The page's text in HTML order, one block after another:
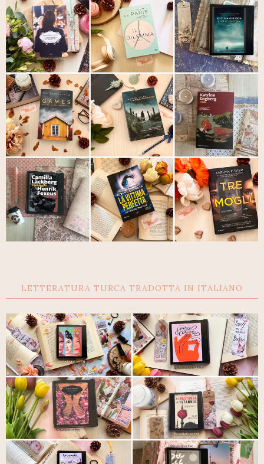
LETTERATURA TURCA TRADOTTA IN ITALIANO